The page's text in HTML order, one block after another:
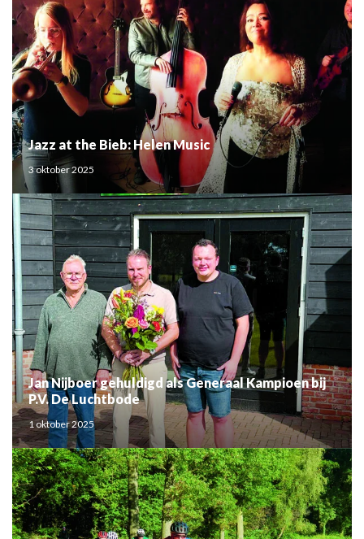
Jazz at the Bieb: Helen Music
3 oktober 2025
Jan Nijboer gehuldigd als Generaal Kampioen bij
P.V. De Luchtbode
1 oktober 2025